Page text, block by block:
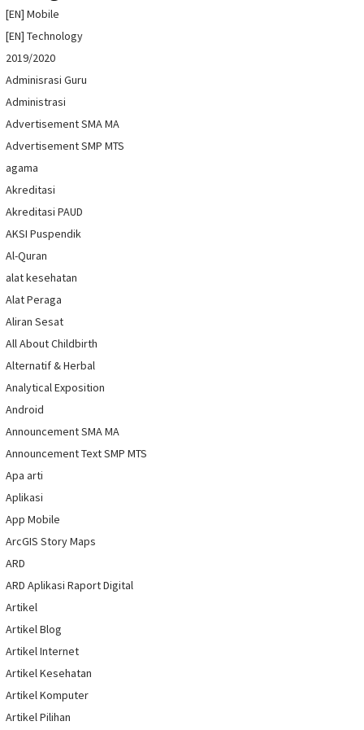
[EN] Mobile
[EN] Technology
2019/2020
Adminisrasi Guru
Administrasi
Advertisement SMA MA
Advertisement SMP MTS
agama
Akreditasi
Akreditasi PAUD
AKSI Puspendik
Al-Quran
alat kesehatan
Alat Peraga
Aliran Sesat
All About Childbirth
Alternatif & Herbal
Analytical Exposition
Android
Announcement SMA MA
Announcement Text SMP MTS
Apa arti
Aplikasi
App Mobile
ArcGIS Story Maps
ARD
ARD Aplikasi Raport Digital
Artikel
Artikel Blog
Artikel Internet
Artikel Kesehatan
Artikel Komputer
Artikel Pilihan